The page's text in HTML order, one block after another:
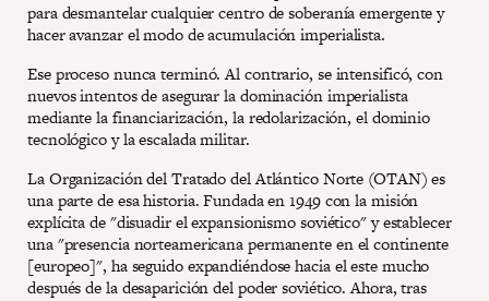
para desmantelar cualquier centro de soberanía emergente y
hacer avanzar el modo de acumulación imperialista.
Ese proceso nunca terminó. Al contrario, se intensificó, con
nuevos intentos de asegurar la dominación imperialista
mediante la financiarización, la redolarización, el dominio
tecnológico y la escalada militar.
La Organización del Tratado del Atlántico Norte (OTAN) es
una parte de esa historia. Fundada en 1949 con la misión
explícita de "disuadir el expansionismo soviético" y establecer
una "presencia norteamericana permanente en el continente
[europeo]", ha seguido expandiéndose hacia el este mucho
después de la desaparición del poder soviético. Ahora, tras